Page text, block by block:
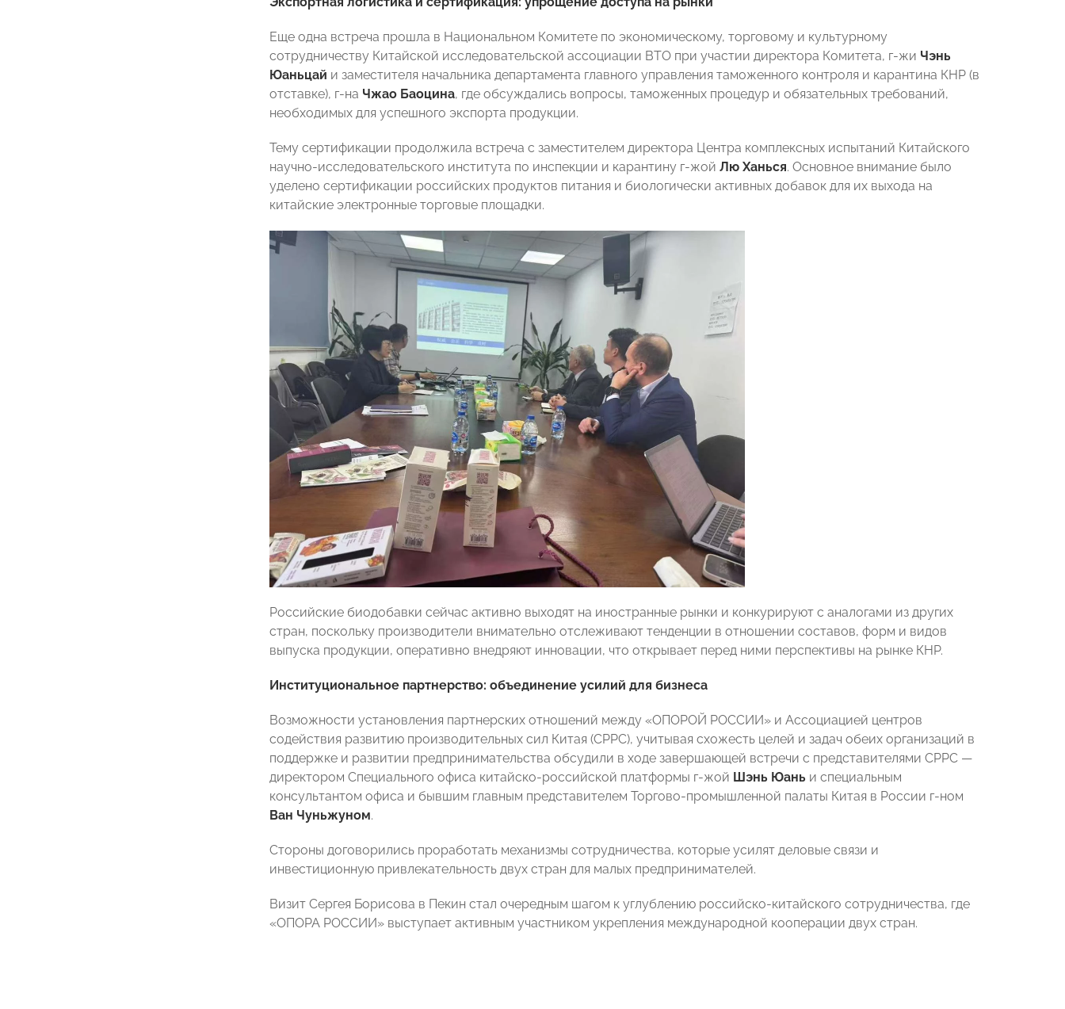
Еще одна встреча прошла в Национальном Комитете по экономическому, торговому и культурному
сотрудничеству Китайской исследовательской ассоциации ВТО при участии директора Комитета, г-жи Чэнь
Юаньцай и заместителя начальника департамента главного управления таможенного контроля и карантина КНР (в
отставке), г-на Чжао Баоцина, где обсуждались вопросы, таможенных процедур и обязательных требований,
необходимых для успешного экспорта продукции.​
Тему сертификации продолжила встреча с заместителем директора Центра комплексных испытаний Китайского
научно-исследовательского института по инспекции и карантину г-жой Лю Ханься. Основное внимание было
уделено сертификации российских продуктов питания и биологически активных добавок для их выхода на
китайские электронные торговые площадки.
Российские биодобавки сейчас активно выходят на иностранные рынки и конкурируют с аналогами из других
стран, поскольку производители внимательно отслеживают тенденции в отношении составов, форм и видов
выпуска продукции, оперативно внедряют инновации, что открывает перед ними перспективы на рынке КНР.
Институциональное партнерство: объединение усилий для бизнеса
Возможности установления партнерских отношений между «ОПОРОЙ РОССИИ» и Ассоциацией центров
содействия развитию производительных сил Китая (CPPC), учитывая схожесть целей и задач обеих организаций в
поддержке и развитии предпринимательства обсудили в ходе завершающей встречи с представителями CPPC —
директором Специального офиса китайско-российской платформы г-жой Шэнь Юань и специальным
консультантом офиса и бывшим главным представителем Торгово-промышленной палаты Китая в России г-ном
Ван Чуньжуном.
Стороны договорились проработать механизмы сотрудничества, которые усилят деловые связи и
инвестиционную привлекательность двух стран для малых предпринимателей.
Визит Сергея Борисова в Пекин стал очередным шагом к углублению российско-китайского сотрудничества, где
«ОПОРА РОССИИ» выступает активным участником укрепления международной кооперации двух стран.